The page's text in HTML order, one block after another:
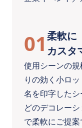
01 柔軟に
カスタ
使用シーンの
りの効く小ロ
名を印字した
どのデコレー
で柔軟にご提